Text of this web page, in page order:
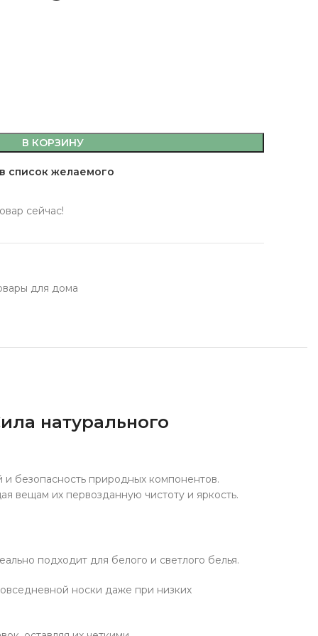
мука, кляр
масла
клярВ КОРЗИНУ
список желаемого
сейчас!
для дома
натурального
безопасность природных компонентов.
вещам их первозданную чистоту и яркость.
подходит для белого и светлого белья.
носки даже при низких